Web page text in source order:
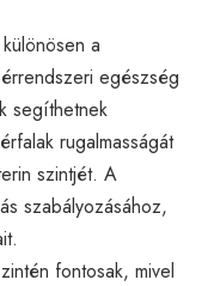
a
egészség
segíthetnek
rugalmasságát
szintjét. A
szabályozásához,
fontosak, mivel